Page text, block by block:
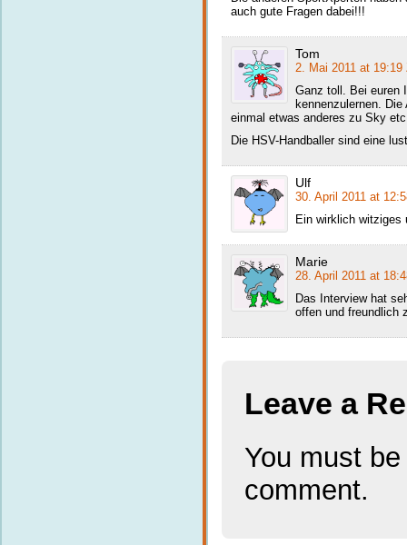
auch gute Fragen dabei!!!
Tom
2. Mai 2011 at 19:19
Ganz toll. Bei euren
kennenzulernen.
einmal etwas anderes zu Sky
Die HSV-Handballer sind eine
Ulf
30. April 2011 at
Ein wirklich witziges
Marie
28. April 2011 at
Das Interview hat
offen und freundlich
Leave a
You must
comment.